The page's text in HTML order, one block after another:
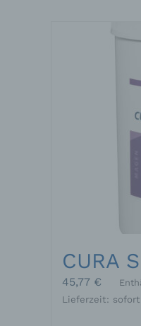
CURA
45,77 €
Lieferzeit: